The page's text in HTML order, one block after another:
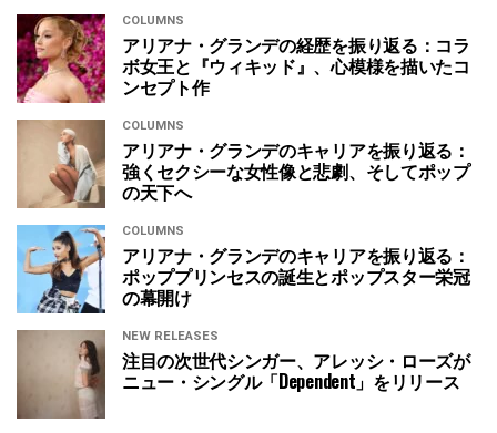
COLUMNS
アリアナ・グランデの経歴を振り返る：コラ
ボ女王と『ウィキッド』、心模様を描いたコ
ンセプト作
COLUMNS
アリアナ・グランデのキャリアを振り返る：
強くセクシーな女性像と悲劇、そしてポップ
の天下へ
COLUMNS
アリアナ・グランデのキャリアを振り返る：
ポッププリンセスの誕生とポップスター栄冠
の幕開け
NEW RELEASES
注目の次世代シンガー、アレッシ・ローズが
ニュー・シングル「Dependent」をリリース